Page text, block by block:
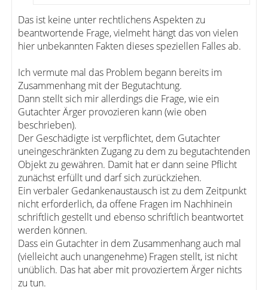
Das ist keine unter rechtlichens Aspekten zu
beantwortende Frage, vielmeht hängt das von vielen
hier unbekannten Fakten dieses speziellen Falles ab.
Ich vermute mal das Problem begann bereits im
Zusammenhang mit der Begutachtung.
Dann stellt sich mir allerdings die Frage, wie ein
Gutachter Ärger provozieren kann (wie oben
beschrieben).
Der Geschädigte ist verpflichtet, dem Gutachter
uneingeschränkten Zugang zu dem zu begutachtenden
Objekt zu gewähren. Damit hat er dann seine Pflicht
zunächst erfüllt und darf sich zurückziehen.
Ein verbaler Gedankenaustausch ist zu dem Zeitpunkt
nicht erforderlich, da offene Fragen im Nachhinein
schriftlich gestellt und ebenso schriftlich beantwortet
werden können.
Dass ein Gutachter in dem Zusammenhang auch mal
(vielleicht auch unangenehme) Fragen stellt, ist nicht
unüblich. Das hat aber mit provoziertem Ärger nichts
zu tun.